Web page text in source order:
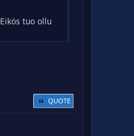
Eikös tuo ollu
QUOTE